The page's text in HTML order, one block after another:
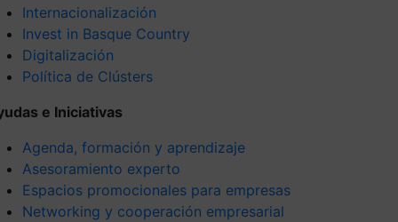
Internacionalización
Invest in Basque Country
Digitalización
Política de Clústers
e Iniciativas
Agenda, formación y aprendizaje
Asesoramiento experto
Espacios promocionales para empresas
Networking y cooperación empresarial